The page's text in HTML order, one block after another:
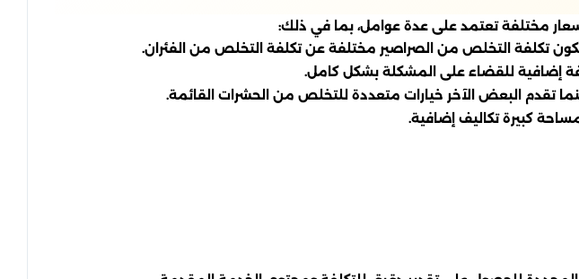
مختلفة تعتمد على عدة عوامل، بما في ذلك:
تكلفة التخلص من الصراصير مختلفة عن تكلفة التخلص من الفئران.
إضافية للقضاء على المشكلة بشكل كامل.
تقدم البعض الآخر خيارات متعددة للتخلص من الحشرات القائمة.
كبيرة تكاليف إضافية.